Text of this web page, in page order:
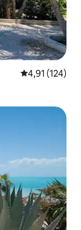
Μέση
4,91 (124)